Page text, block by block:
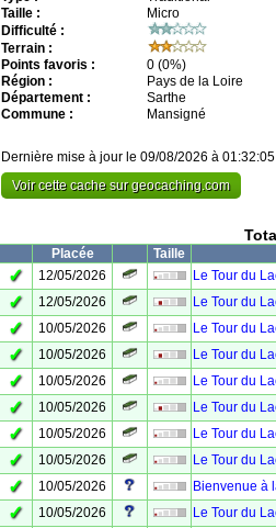
Taille :
Micro
Difficulté :
Terrain :
Points favoris :
0 (0%)
Région :
Pays de la Loire
Département :
Sarthe
Commune :
Mansigné
Dernière mise à jour le 09/08/2026 à 01:32:05
Voir cette cache sur geocaching.com
Placée
Taille
✓ 12/05/2026
Le Tour du
✓ 12/05/2026
Le Tour du
✓ 10/05/2026
Le Tour du
✓ 10/05/2026
Le Tour du
✓ 10/05/2026
Le Tour du
✓ 10/05/2026
Le Tour du
✓ 10/05/2026
Le Tour du
✓ 10/05/2026
Le Tour du
✓ 10/05/2026
Bienvenue à
✓ 10/05/2026
Le Tour du